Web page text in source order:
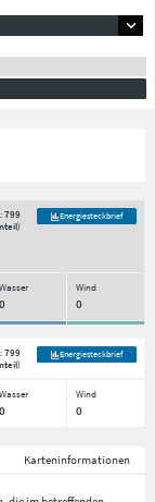
799
)
Energiesteckbrief
Wasser Wind
0 0
799
)
Energiesteckbrief
Wasser Wind
0 0
Karteninformationen